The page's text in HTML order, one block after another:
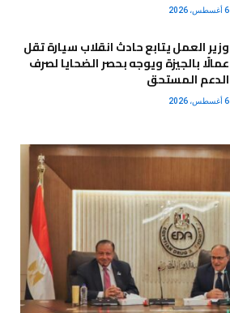
6 أغسطس، 2026
وزير العمل يتابع حادث انقلاب سيارة تقل
عمالًا بالجيزة ويوجه بحصر الضحايا لصرف
الدعم المستحق
6 أغسطس، 2026